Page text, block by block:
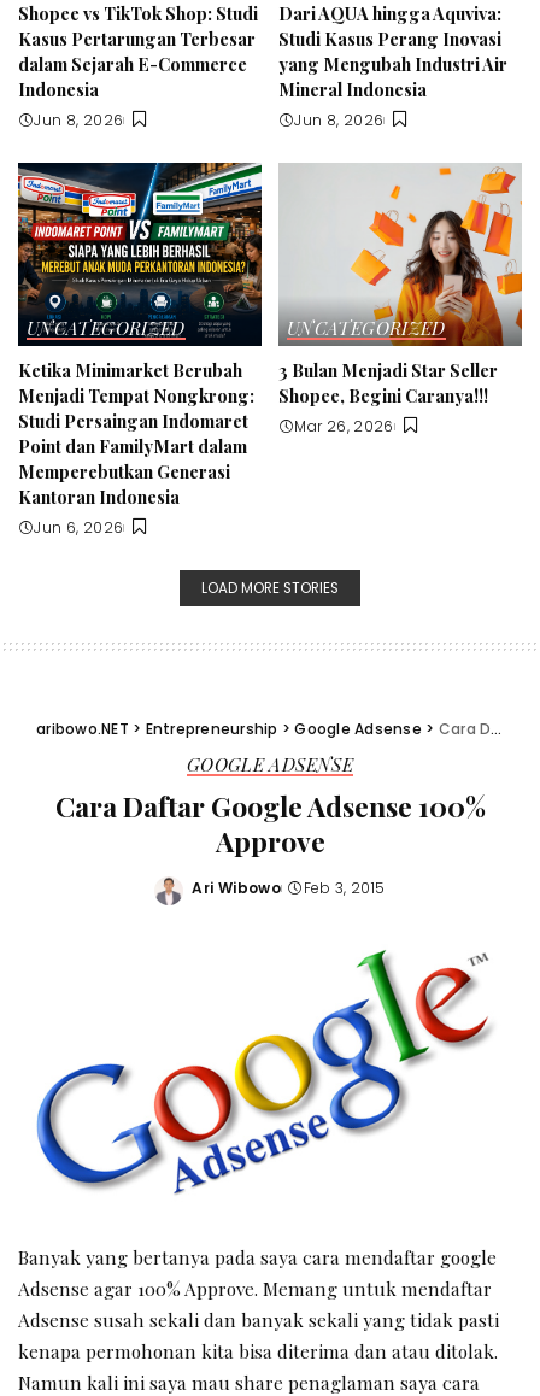
Shopee vs TikTok Shop: Studi
Kasus Pertarungan Terbesar
dalam Sejarah E-Commerce
Indonesia
Jun 8, 2026
Dari AQUA hingga Aquviva:
Studi Kasus Perang Inovasi
yang Mengubah Industri Air
Mineral Indonesia
Jun 8, 2026
UNCATEGORIZED
Ketika Minimarket Berubah
Menjadi Tempat Nongkrong:
Studi Persaingan Indomaret
Point dan FamilyMart dalam
Memperebutkan Generasi
Kantoran Indonesia
Jun 6, 2026
UNCATEGORIZED
3 Bulan Menjadi Star Seller
Shopee, Begini Caranya!!!
Mar 26, 2026
LOAD MORE STORIES
aribowo.NET > Entrepreneurship >Google Adsense > Cara Daftar Google Adsense 100% Approve
GOOGLE ADSENSE
Cara Daftar Google Adsense 100%
Approve
Posted
Ari Wibowo Feb 3, 2015
Banyak yang bertanya pada saya cara mendaftar google
Adsense agar 100% Approve. Memang untuk mendaftar
Adsense susah sekali dan banyak sekali yang tidak pasti
kenapa permohonan kita bisa diterima dan atau ditolak.
Namun kali ini saya mau share penaglaman saya cara